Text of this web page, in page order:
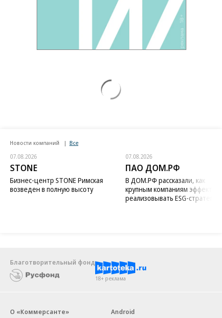
Новости компаний Все
07.08.2026
STONE
Бизнес-центр STONE Римская
возведен в полную высоту
07.08.2026
ПАО ДОМ.РФ
В ДОМ.РФ рассказали, как
крупным компаниям
реализовывать ESG-стратегию
Благотворительный фонд
18+ реклама
О «Коммерсанте»
Android